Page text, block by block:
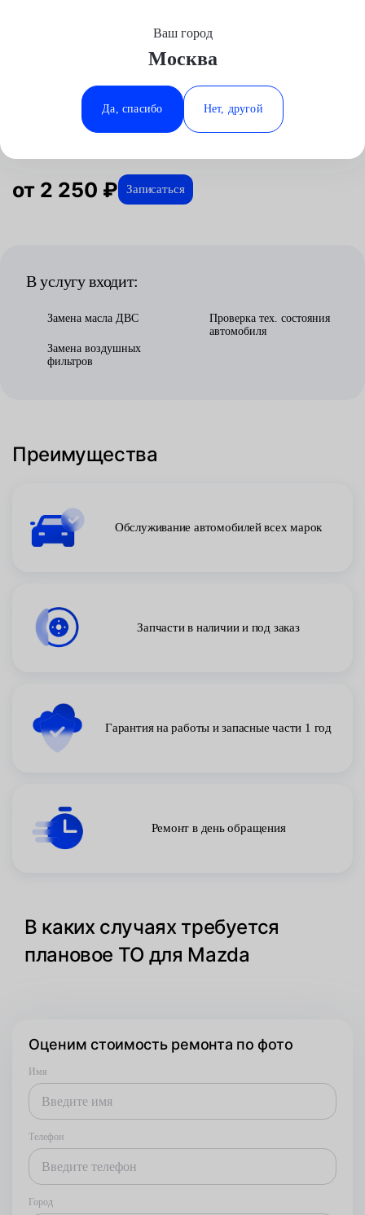
Минеральные Воды
Ростов-на-Дону
Ставрополь
Ваш город
Москва
Да, спасибо Нет, другой
ОтзывыАвтосервис
Плановое ТО для Mazda в Москве
от 2 250 ₽ Записаться
В услугу входит:
Замена масла ДВС
Замена воздушных
фильтров
Проверка тех. состояния
автомобиля
Преимущества
Обслуживание автомобилей всех марок
Запчасти в наличии и под заказ
Гарантия на работы и запасные части 1 год
Ремонт в день обращения
В каких случаях требуется
плановое ТО для Mazda
Оценим стоимость ремонта по фото
Имя
Телефон
Город